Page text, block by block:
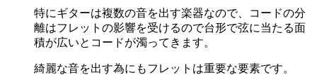
特にギターは複数の音を出す楽器なので、コードの分
離はフレットの影響を受けるので台形で弦に当たる面
積が広いとコードが濁ってきます。
綺麗な音を出す為にもフレットは重要な要素です。